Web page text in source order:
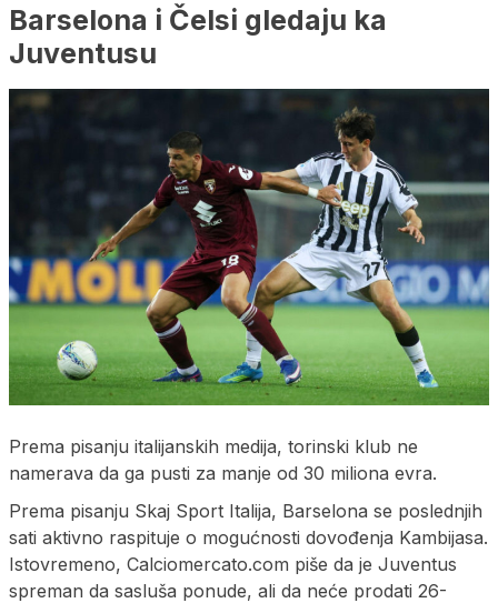
Barselona i Čelsi gledaju ka
Juventusu
Prema pisanju italijanskih medija, torinski klub ne
namerava da ga pusti za manje od 30 miliona evra.
Prema pisanju Skaj Sport Italija, Barselona se poslednjih
sati aktivno raspituje o mogućnosti dovođenja Kambijasa.
Istovremeno, Calciomercato.com piše da je Juventus
spreman da sasluša ponude, ali da neće prodati 26-